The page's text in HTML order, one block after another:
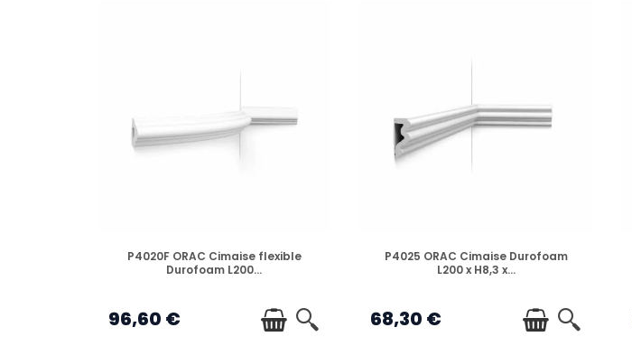
EN STOCK
P4020F ORAC Cimaise flexible
Durofoam L200...
96,60 €
EN STOCK
P4025 ORAC Cimaise Durofoam
L200 x H8,3 x...
68,30 €